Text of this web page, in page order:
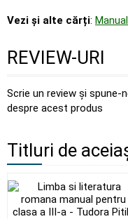
Vezi și alte cărți:
REVIEW-URI
Scrie un review și spune-
despre acest produs
Titluri de